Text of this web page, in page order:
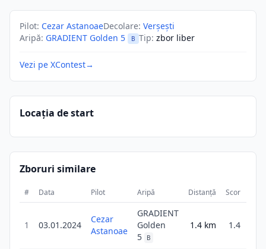
Pilot: Cezar AstanoaeDecolare: Verșești
Aripă: GRADIENT Golden 5 B Tip: zbor liber
Vezi pe XContest→
Locația de start
Zboruri similare
# Data Pilot Aripă Distanță Scor
1 03.01.2024
Cezar
Astanoae
GRADIENT
Golden
5
B
1.4 km 1.4